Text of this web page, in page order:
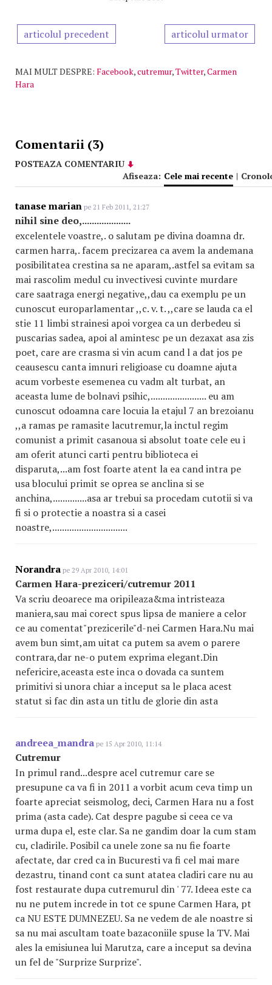
articolul precedent articolul urmator
MAI MULT DESPRE: Facebook,cutremur,Twitter,Carmen
Hara
Comentarii (3)
POSTEAZA COMENTARIU
Afiseaza: Cele mai recente |
tanase marian pe 21 Feb 2011, 21:27
nihil sine deo,....................
excelentele voastre,. o salutam pe divina doamna dr.
carmen harra,. facem precizarea ca avem la andemana
posibilitatea crestina sa ne aparam,.astfel sa evitam sa
mai rascolim medul cu invectivesi cuvinte murdare
care saatraga energi negative,,dau ca exemplu pe un
cunoscut europarlamentar ,,c. v. t. ,,care se lauda ca el
stie 11 limbi strainesi apoi vorgea ca un derbedeu si
puscarias sadea, apoi al amintesc pe un dezaxat asa zis
poet, care are crasma si vin acum cand l a dat jos pe
ceausescu canta imnuri religioase cu doamne ajuta
acum vorbeste esemenea cu vadm alt turbat, an
aceasta lume de bolnavi psihic,....................... eu am
cunoscut odoamna care locuia la etajul 7 an brezoianu
,,a ramas pe ramasite lacutremur,la inctul regim
comunist a primit casanoua si absolut toate cele eu i
am oferit atunci carti pentru biblioteca ei
disparuta,...am fost foarte atent la ea cand intra pe
usa blocului primit se oprea se anclina si se
anchina,..............asa ar trebui sa procedam cutotii si va
fi si o protectie a noastra si a casei
noastre,...............................
Norandra pe 29 Apr 2010, 14:01
Carmen Hara-preziceri/cutremur 2011
Va scriu deoarece ma oripileaza&ma intristeaza
maniera,sau mai corect spus lipsa de maniere a celor
ce au comentat"prezicerile"d-nei Carmen Hara.Nu mai
avem bun simt,am uitat ca putem sa avem o parere
contrara,dar ne-o putem exprima elegant.Din
nefericire,aceasta este inca o dovada ca suntem
primitivi si unora chiar a inceput sa le placa acest
statut si fac din asta un titlu de glorie din asta
andreea_mandra pe 15 Apr 2010, 11:14
Cutremur
In primul rand...despre acel cutremur care se
presupune ca va fi in 2011 a vorbit acum ceva timp un
foarte apreciat seismolog, deci, Carmen Hara nu a fost
prima (asta cade). Cat despre pagube si ceea ce va
urma dupa el, este clar. Sa ne gandim doar la cum stam
cu, cladirile. Posibil ca unele zone sa nu fie foarte
afectate, dar cred ca in Bucuresti va fi cel mai mare
dezastru, tinand cont ca sunt atatea cladiri care nu au
fost restaurate dupa cutremurul din ' 77. Ideea este ca
nu ne putem increde in tot ce spune Carmen Hara, pt
ca NU ESTE DUMNEZEU. Sa ne vedem de ale noastre si
sa nu mai ascultam toate bazaconiile spuse la TV. Mai
ales la emisiunea lui Marutza, care a inceput sa devina
un fel de "Surprize Surprize".